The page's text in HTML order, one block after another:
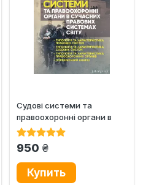
Судові системи та
правоохоронні органи в
сучасних правових
950 грн.